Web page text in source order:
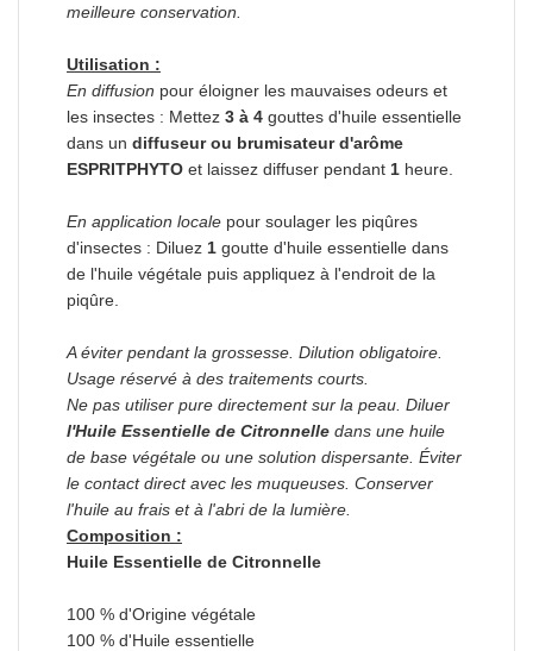
meilleure conservation.
Utilisation :
En diffusion pour éloigner les mauvaises odeurs et
les insectes : Mettez 3 à 4 gouttes d'huile essentielle
dans un diffuseur ou brumisateur d'arôme
ESPRITPHYTO et laissez diffuser pendant 1 heure.
En application locale pour soulager les piqûres
d'insectes : Diluez 1 goutte d'huile essentielle dans
de l'huile végétale puis appliquez à l'endroit de la
piqûre.
A éviter pendant la grossesse. Dilution obligatoire.
Usage réservé à des traitements courts.
Ne pas utiliser pure directement sur la peau. Diluer
l'Huile Essentielle de Citronnelle dans une huile
de base végétale ou une solution dispersante. Éviter
le contact direct avec les muqueuses. Conserver
l'huile au frais et à l'abri de la lumière.
Composition :
Huile Essentielle de Citronnelle
100 % d'Origine végétale
100 % d'Huile essentielle